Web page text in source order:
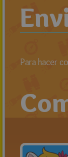
Para hacer